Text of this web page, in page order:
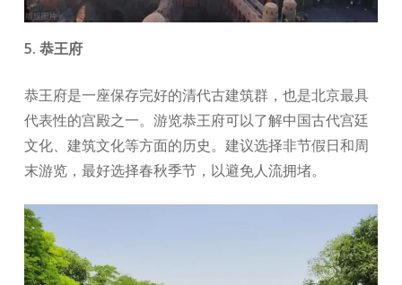
5. 恭王府
恭王府是一座保存完好的清代古建筑群，也是北京最具
代表性的宫殿之一。游览恭王府可以了解中国古代宫廷
文化、建筑文化等方面的历史。建议选择非节假日和周
末游览，最好选择春秋季节，以避免人流拥堵。